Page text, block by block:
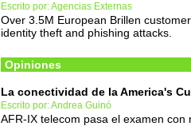
Escrito por: Agencias Externas
Over 3.5M European Brillen
identity theft and phishing attacks.
Opiniones
La conectividad de la America's
Escrito por: Andrea Guinó
AFR-IX telecom pasa el examen